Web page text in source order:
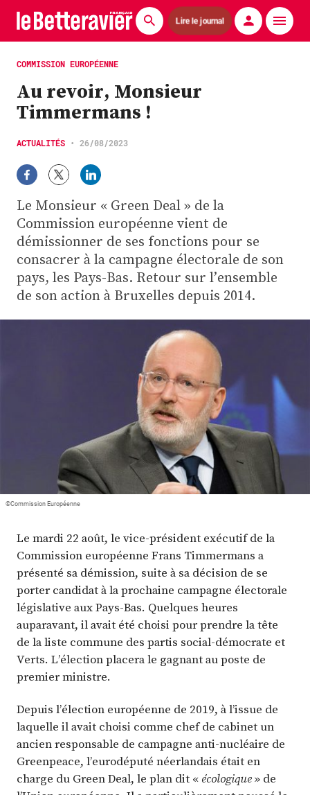
Lire le journal
Actualités
Économie
Agronomie
Matériels
La technique ITB
Pommes de terre
Guides pratiques
Chasse
Plus
COMMISSION EUROPÉENNE
Au revoir, Monsieur
Timmermans !
ACTUALITÉS • 26/08/2023
Le Monsieur « Green Deal » de la
Commission européenne vient de
démissionner de ses fonctions pour se
consacrer à la campagne électorale de son
pays, les Pays-Bas. Retour sur l’ensemble
de son action à Bruxelles depuis 2014.
©Commission Européenne
Le mardi 22 août, le vice-président exécutif de la
Commission européenne Frans Timmermans a
présenté sa démission, suite à sa décision de se
porter candidat à la prochaine campagne électorale
législative aux Pays-Bas. Quelques heures
auparavant, il avait été choisi pour prendre la tête
de la liste commune des partis social-démocrate et
Verts. L’élection placera le gagnant au poste de
premier ministre.
Depuis l’élection européenne de 2019, à l’issue de
laquelle il avait choisi comme chef de cabinet un
ancien responsable de campagne anti-nucléaire de
Greenpeace, l’eurodéputé néerlandais était en
charge du Green Deal, le plan dit « écologique» de